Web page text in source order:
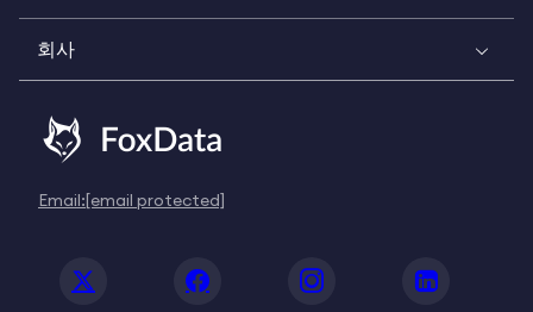
회사
Email:[email protected]